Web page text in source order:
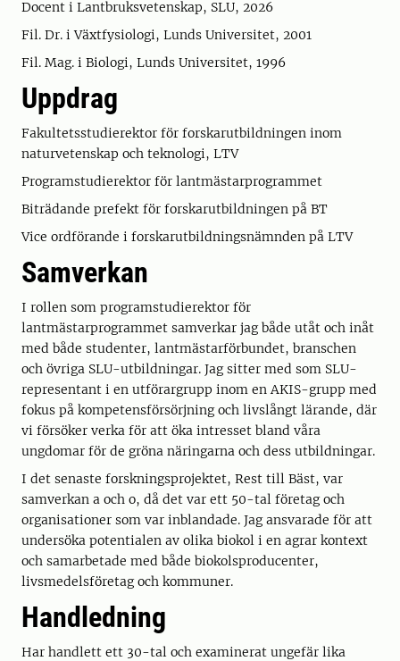
Docent i Lantbruksvetenskap, SLU, 2026
Fil. Dr. i Växtfysiologi, Lunds Universitet, 2001
Fil. Mag. i Biologi, Lunds Universitet, 1996
Uppdrag
Fakultetsstudierektor för forskarutbildningen inom
naturvetenskap och teknologi, LTV
Programstudierektor för lantmästarprogrammet
Biträdande prefekt för forskarutbildningen på BT
Vice ordförande i forskarutbildningsnämnden på LTV
Samverkan
I rollen som programstudierektor för
lantmästarprogrammet samverkar jag både utåt och inåt
med både studenter, lantmästarförbundet, branschen
och övriga SLU-utbildningar. Jag sitter med som SLU-
representant i en utförargrupp inom en AKIS-grupp med
fokus på kompetensförsörjning och livslångt lärande, där
vi försöker verka för att öka intresset bland våra
ungdomar för de gröna näringarna och dess utbildningar.
I det senaste forskningsprojektet, Rest till Bäst, var
samverkan a och o, då det var ett 50-tal företag och
organisationer som var inblandade. Jag ansvarade för att
undersöka potentialen av olika biokol i en agrar kontext
och samarbetade med både biokolsproducenter,
livsmedelsföretag och kommuner.
Handledning
Har handlett ett 30-tal och examinerat ungefär lika